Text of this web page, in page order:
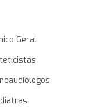
Geral